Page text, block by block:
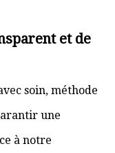
et de
soin, méthode
une
à notre